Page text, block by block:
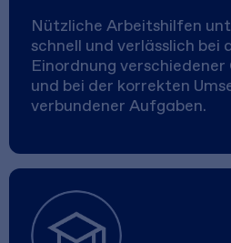
Nützliche Arbeitshilfen
schnell und verlässlich bei
Einordnung
und bei der korrekten
verbundener Aufgaben.